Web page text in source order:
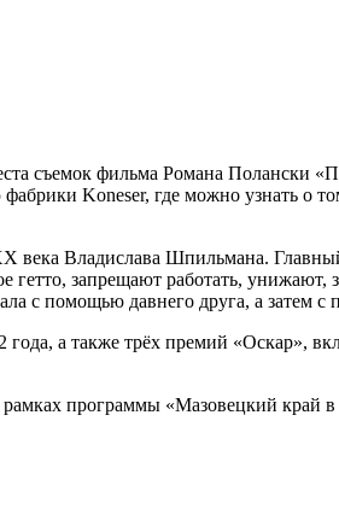
съемок фильма Романа Полански
Koneser, где можно узнать о
Владислава Шпильмана.
запрещают работать, унижают,
с помощью давнего друга, а затем
года, а также трёх премий
программы «Мазовецкий край